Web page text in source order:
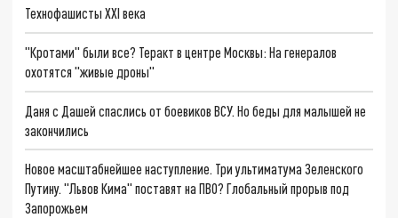
Технофашисты XXI века
"Кротами" были все? Теракт в центре Москвы: На генералов
охотятся "живые дроны"
Даня с Дашей спаслись от боевиков ВСУ. Но беды для малышей не
закончились
Новое масштабнейшее наступление. Три ультиматума Зеленского
Путину. "Львов Кима" поставят на ПВО? Глобальный прорыв под
Запорожьем